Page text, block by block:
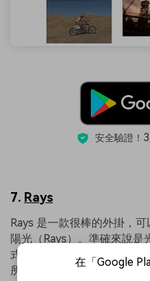
安全驗證！
7. Rays
Rays 是一款很棒的外掛，
陽光（Rays）。準確來說
式，但這款外掛模擬光線的
所示，效果不同反響。
在「Google